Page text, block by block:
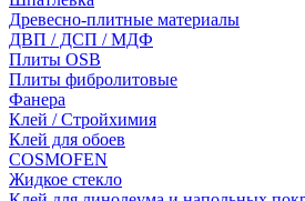
Древесно-плитные материалы
ДВП / ДСП / МДФ
Плиты OSB
Плиты фибролитовые
Фанера
Клей / Стройхимия
Клей для обоев
COSMOFEN
Жидкое стекло